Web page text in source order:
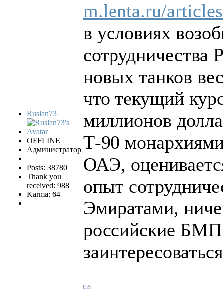
Ruslan73
OFFLINE
Администратор
Posts: 38780
Thank you
received: 988
Karma: 64
m.lenta.ru/
в условиях
сотрудничества
новых танков
что текущий
миллионов
Т-90
ОАЭ,
опыт
Эмиратами,
российские